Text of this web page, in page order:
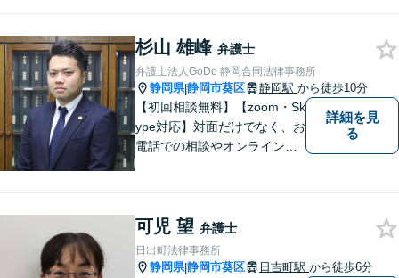
ご相談ください【交通事故】
豊富な経験と実績で早期に解
決
杉山 雄峰 弁護士
弁護士法人GoDo 静岡合同法律事務所
静岡県|静岡市葵区 静岡駅 から徒歩10分
【初回相談無料】【zoom・Sk
ype対応】対面だけでなく、お
電話での相談やオンライン相
だける最善の解決を目指しま
す。【ウェブ予約システムで
迅速な対応】
詳細を見
る
可児 望 弁護士
日出町法律事務所
静岡県|静岡市葵区 日吉町駅 から徒歩6分